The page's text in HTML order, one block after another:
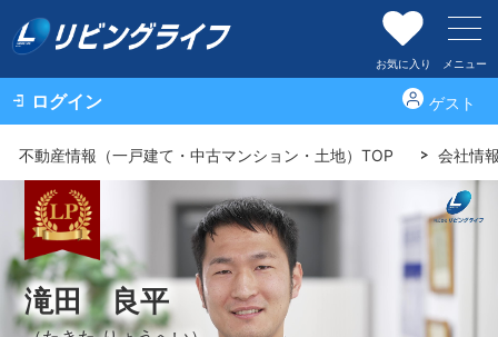
お気に入り メニュー
ログイン ゲスト
不動産情報（一戸建て・中古マンション・土地）TOP 会社情
滝田 良平